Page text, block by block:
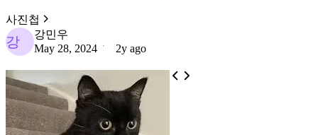
사진첩
강
강민우
May 28, 2024
2y ago